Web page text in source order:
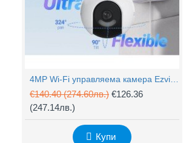
€140.40(274.60лв.) €126.36
(247.14лв.)
Купи